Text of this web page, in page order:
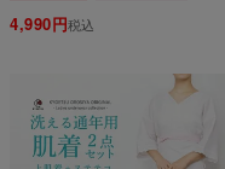
4,990 税込